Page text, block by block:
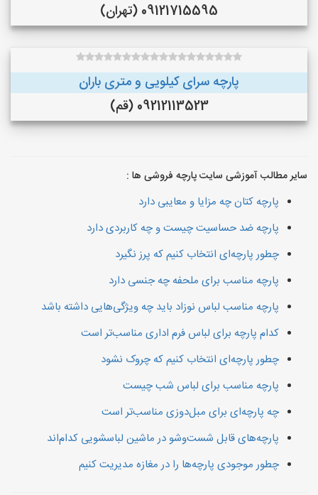
09121715595 (تهران)
پارچه سرای کیلویی و متری باران
09212113523 (قم)
سایر مطالب آموزشی سایت پارچه فروشی ها :
پارچه کتان چه مزایا و معایبی دارد
پارچه ضد حساسیت چیست و چه کاربردی دارد
چطور پارچه‌ای انتخاب کنیم که پرز نگیرد
پارچه مناسب برای ملحفه چه جنسی دارد
پارچه مناسب لباس نوزاد باید چه ویژگی‌هایی داشته باشد
کدام پارچه برای لباس فرم اداری مناسب‌تر است
چطور پارچه‌ای انتخاب کنیم که چروک نشود
پارچه مناسب برای لباس شب چیست
چه پارچه‌ای برای مبل‌دوزی مناسب‌تر است
پارچه‌های قابل شست‌وشو در ماشین لباسشویی کدام‌اند
چطور موجودی پارچه‌ها را در مغازه مدیریت کنیم